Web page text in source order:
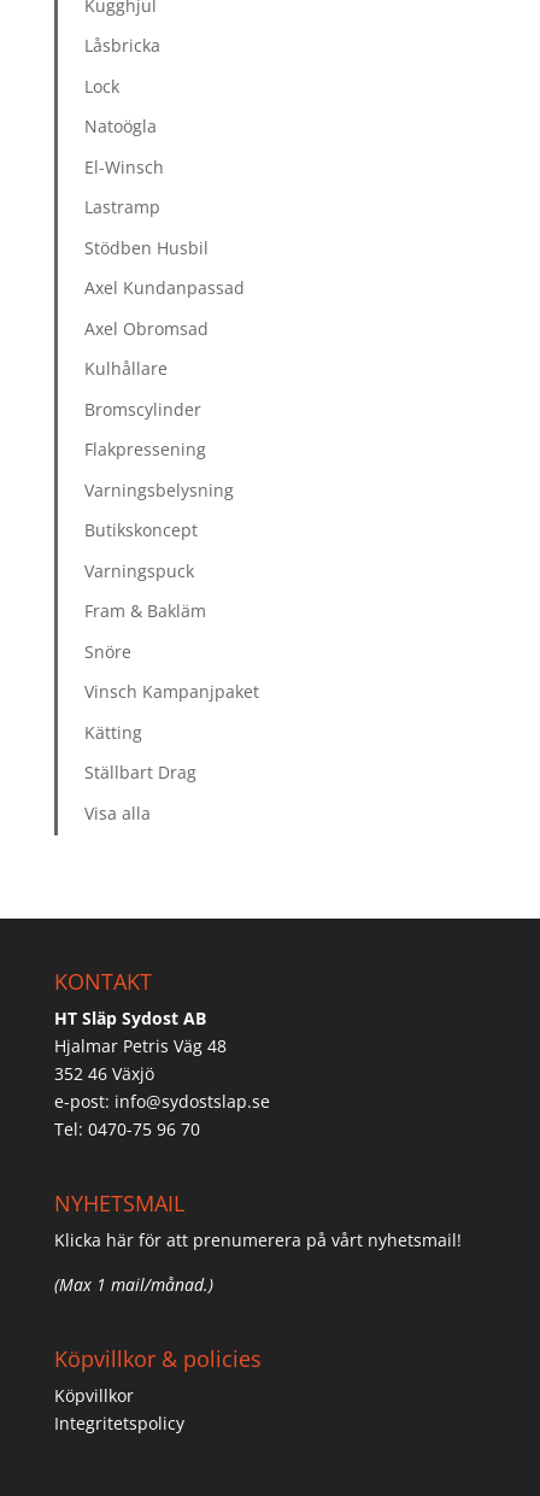
Kugghjul
Låsbricka
Lock
Natoögla
El-Winsch
Lastramp
Stödben Husbil
Axel Kundanpassad
Axel Obromsad
Kulhållare
Bromscylinder
Flakpressening
Varningsbelysning
Butikskoncept
Varningspuck
Fram & Bakläm
Snöre
Vinsch Kampanjpaket
Kätting
Ställbart Drag
Visa alla
KONTAKT
HT Släp Sydost AB
Hjalmar Petris Väg 48
352 46 Växjö
e-post: info@sydostslap.se
Tel: 0470-75 96 70
NYHETSMAIL
Klicka här för att prenumerera på vårt nyhetsmail!
(Max 1 mail/månad.)
Köpvillkor & policies
Köpvillkor
Integritetspolicy